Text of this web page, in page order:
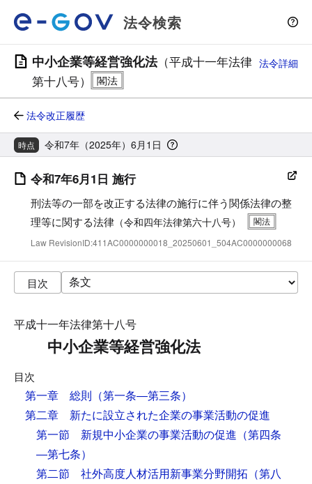
法令検索
中小企業等経営強化法（平成十一年法律
第十八号）
法令詳細
法令改正履歴
時点 令和7年（2025年）6月1日
令和7年6月1日 施行
刑法等の一部を改正する法律の施行に伴う関係法律の整
理等に関する法律 （令和四年法律第六十八号）
Law RevisionID:411AC0000000018_20250601_504AC0000000068
目次
平成十一年法律第十八号
中小企業等経営強化法
目次
第一章 総則 （第一条―第三条）
第二章 新たに設立された企業の事業活動の促進
第一節 新規中小企業の事業活動の促進 （第四条
―第七条）
第二節 社外高度人材活用新事業分野開拓 （第八